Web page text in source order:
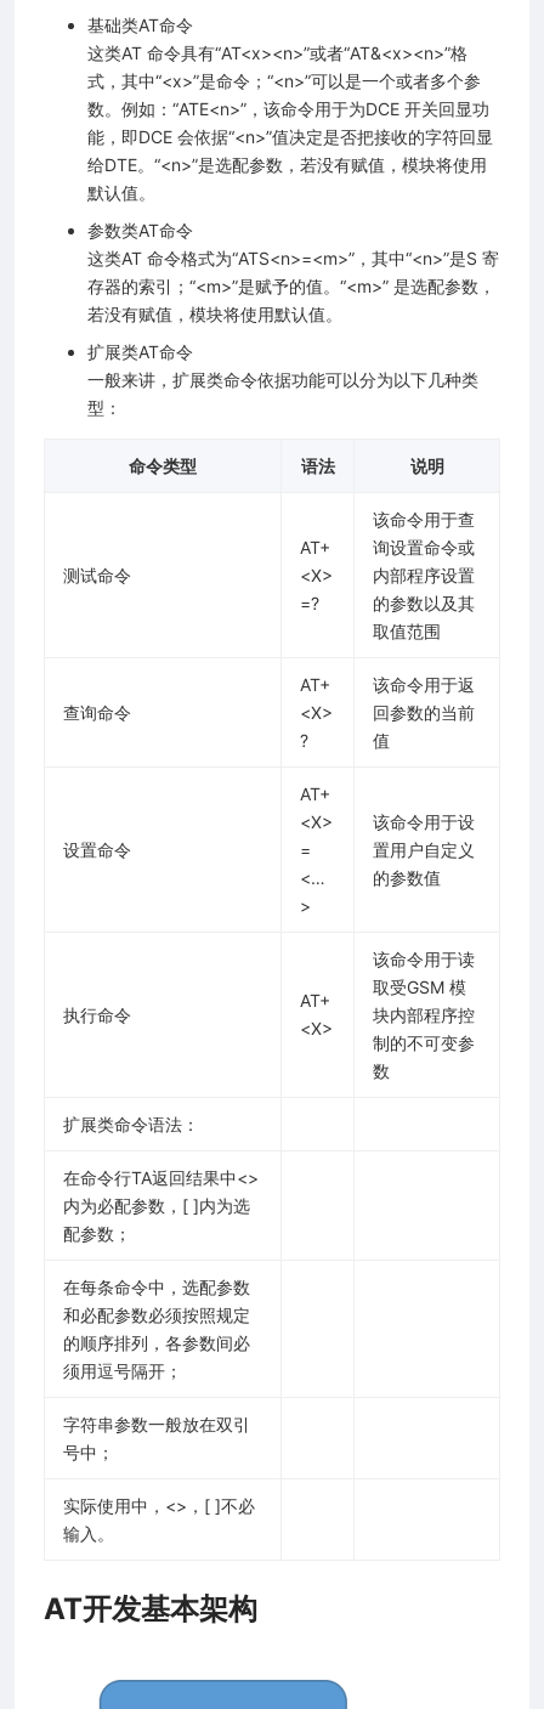
基础类AT命令
这类AT 命令具有“AT<x><n>”或者“AT&<x><n>”格
式，其中“<x>”是命令；“<n>”可以是一个或者多个参
数。例如：“ATE<n>”，该命令用于为DCE 开关回显功
能，即DCE 会依据“<n>”值决定是否把接收的字符回显
给DTE。“<n>”是选配参数，若没有赋值，模块将使用
默认值。
参数类AT命令
这类AT 命令格式为“ATS<n>=<m>”，其中“<n>”是S 寄
存器的索引；“<m>”是赋予的值。“<m>” 是选配参数，
若没有赋值，模块将使用默认值。
扩展类AT命令
一般来讲，扩展类命令依据功能可以分为以下几种类
型：
命令类型 语法 说明
测试命令
AT+
<X>
=?
该命令用于查
询设置命令或
内部程序设置
的参数以及其
取值范围
查询命令
AT+
<X>
?
该命令用于返
回参数的当前
值
设置命令
AT+
<X>
=
<…
>
该命令用于设
置用户自定义
的参数值
执行命令
AT+
<X>
该命令用于读
取受GSM 模
块内部程序控
制的不可变参
数
扩展类命令语法：
在命令行TA返回结果中<>
内为必配参数，[ ]内为选
配参数；
在每条命令中，选配参数
和必配参数必须按照规定
的顺序排列，各参数间必
须用逗号隔开；
字符串参数一般放在双引
号中；
实际使用中，<>，[ ]不必
输入。
AT开发基本架构